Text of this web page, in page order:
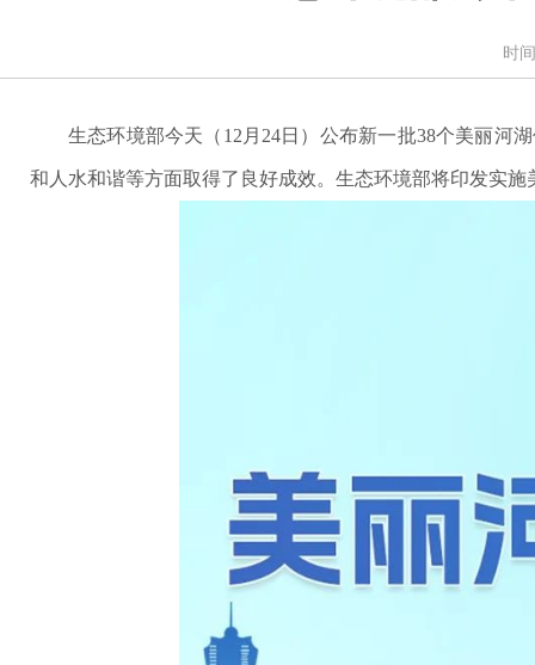
时
生态环境部今天（12月24日）公布新一批38个美丽河
和人水和谐等方面取得了良好成效。生态环境部将印发实